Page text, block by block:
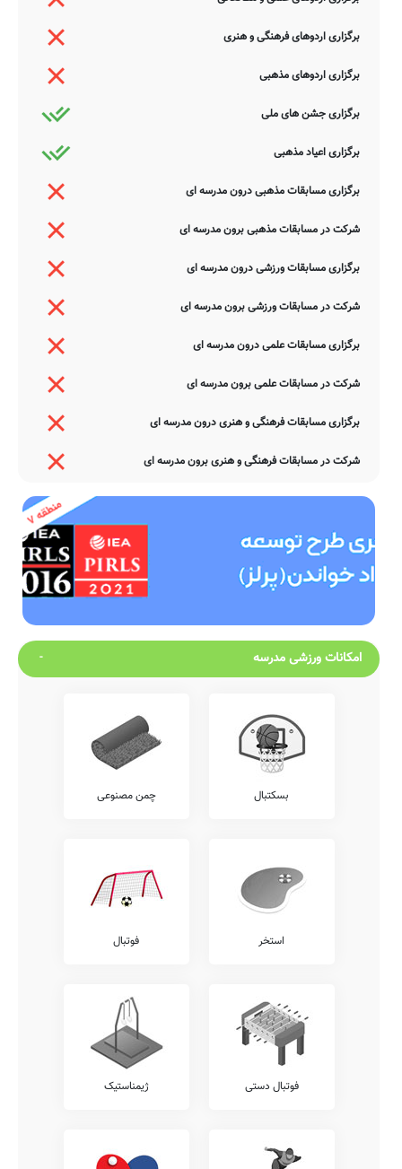
برگزاری اردوهای فرهنگی و هنری
برگزاری اردوهای مذهبی
برگزاری جشن های ملی
برگزاری اعیاد مذهبی
برگزاری مسابقات مذهبی درون مدرسه ای
شرکت در مسابقات مذهبی برون مدرسه ای
برگزاری مسابقات ورزشی درون مدرسه ای
شرکت در مسابقات ورزشی برون مدرسه ای
برگزاری مسابقات علمی درون مدرسه ای
شرکت در مسابقات علمی برون مدرسه ای
برگزاری مسابقات فرهنگی و هنری درون مدرسه ای
شرکت در مسابقات فرهنگی و هنری برون مدرسه ای
امکانات ورزشی مدرسه
بسکتبال چمن مصنوعی
استخر فوتبال
فوتبال دستی ژیمناستیک